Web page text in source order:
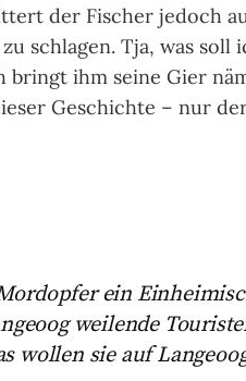
der Fischer jedoch
schlagen. Tja, was
bringt ihm seine Gier
Geschichte – nur
ein
weilende
wollen sie auf